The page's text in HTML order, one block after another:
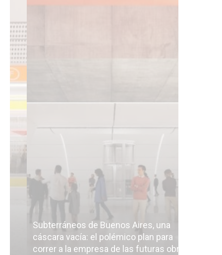
Subterráneos de Buenos Aires, una
cáscara vacía: el polémico plan para
correr a la empresa de las futuras obras